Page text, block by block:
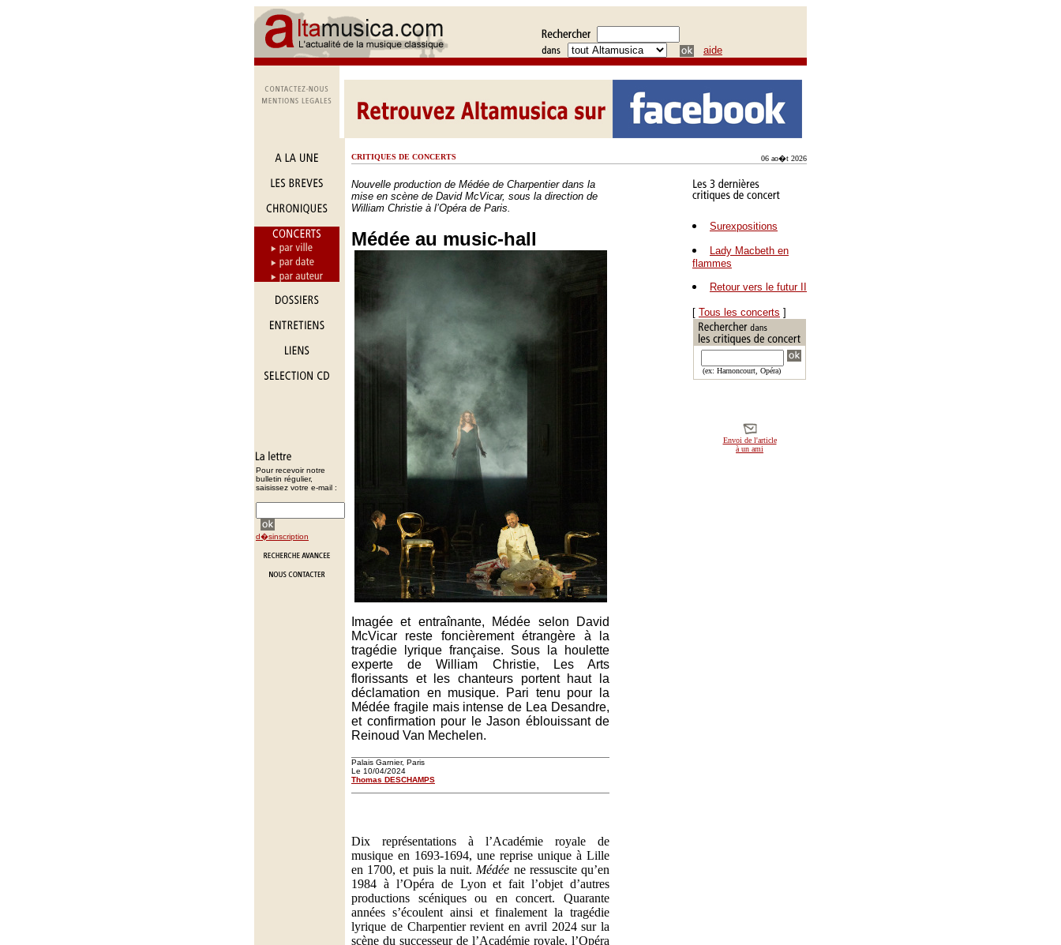
aide
Pour recevoir notre
bulletin régulier,
saisissez votre e-mail :
d�sinscription
CRITIQUES DE CONCERTS 06 ao�t 2026
Nouvelle production de Médée de Charpentier dans la
mise en scène de David McVicar, sous la direction de
William Christie à l’Opéra de Paris.
Médée au music-hall
Imagée et entraînante, Médée selon David
McVicar reste foncièrement étrangère à la
tragédie lyrique française. Sous la houlette
experte de William Christie, Les Arts
florissants et les chanteurs portent haut la
déclamation en musique. Pari tenu pour la
Médée fragile mais intense de Lea Desandre,
et confirmation pour le Jason éblouissant de
Reinoud Van Mechelen.
Palais Garnier, Paris
Le 10/04/2024
Thomas DESCHAMPS
Surexpositions
Lady Macbeth en
flammes
Retour vers le futur II
[ Tous les concerts ]
(ex: Harnoncourt, Opéra)
Envoi de l'article
à un ami
Dix représentations à l’Académie royale de
musique en 1693-1694, une reprise unique à Lille
en 1700, et puis la nuit. Médée ne ressuscite qu’en
1984 à l’Opéra de Lyon et fait l’objet d’autres
productions scéniques ou en concert. Quarante
années s’écoulent ainsi et finalement la tragédie
lyrique de Charpentier revient en avril 2024 sur la
scène du successeur de l’Académie royale, l’Opéra